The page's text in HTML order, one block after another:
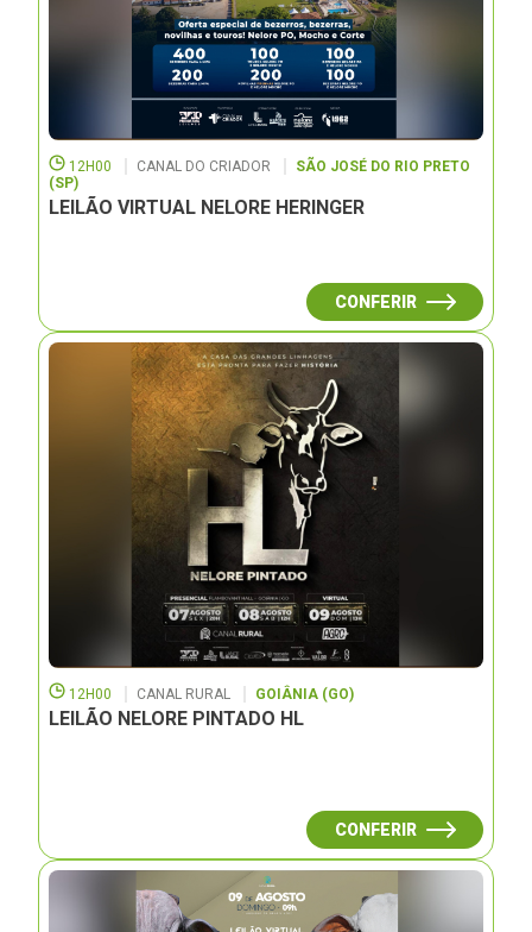
12H00 CANAL DO CRIADOR
SÃO JOSÉ DO RIO PRETO
(SP)
LEILÃO VIRTUAL NELORE HERINGER
CONFERIR
12H00 CANAL RURAL GOIÂNIA (GO)
LEILÃO NELORE PINTADO HL
CONFERIR